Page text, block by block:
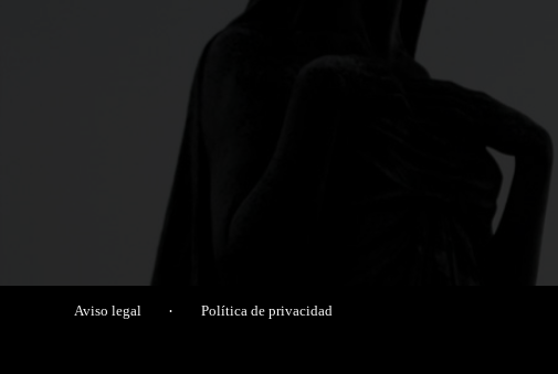
Aviso legal · Política de privacidad